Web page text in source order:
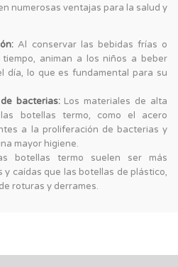
numerosas ventajas para la salud y
Al conservar las bebidas frías o
animan a los niños a beber
día, lo que es fundamental para su
bacterias:Los materiales de alta
botellas termo, como el acero
a la proliferación de bacterias y
mayor higiene.
botellas termo suelen ser más
y caídas que las botellas de plástico,
roturas y derrames.